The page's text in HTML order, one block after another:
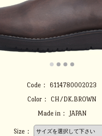
Code：
6114780002023
Color：
CH/DK.BROWN
Made in：
JAPAN
Size：